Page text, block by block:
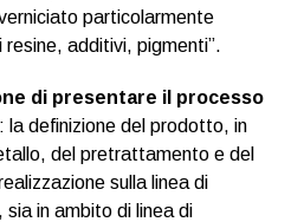
particolarmente
additivi, pigmenti”.
di presentare il processo
: la definizione del prodotto, in
del pretrattamento e del
sulla linea di
sia in ambito di linea di